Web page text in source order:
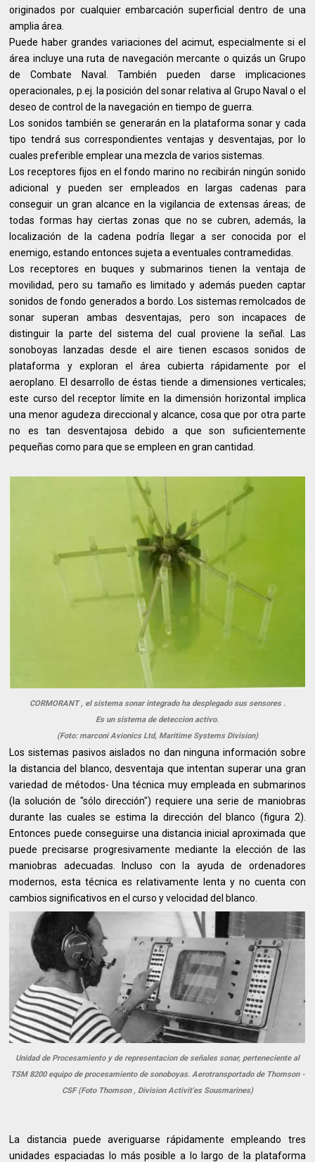
originados por cualquier embarcación superficial dentro de una
amplia área.
Puede haber grandes variaciones del acimut, especialmente si el
área incluye una ruta de navegación mercante o quizás un Grupo
de Combate Naval. También pueden darse implicaciones
operacionales, p.ej. la posición del sonar relativa al Grupo Naval o el
deseo de control de la navegación en tiempo de guerra.
Los sonidos también se generarán en la plataforma sonar y cada
tipo tendrá sus correspondientes ventajas y desventajas, por lo
cuales preferible emplear una mezcla de varios sistemas.
Los receptores fijos en el fondo marino no recibirán ningún sonido
adicional y pueden ser empleados en largas cadenas para
conseguir un gran alcance en la vigilancia de extensas áreas; de
todas formas hay ciertas zonas que no se cubren, además, la
localización de la cadena podría llegar a ser conocida por el
enemigo, estando entonces sujeta a eventuales contramedidas.
Los receptores en buques y submarinos tienen la ventaja de
movilidad, pero su tamaño es limitado y además pueden captar
sonidos de fondo generados a bordo. Los sistemas remolcados de
sonar superan ambas desventajas, pero son incapaces de
distinguir la parte del sistema del cual proviene la señal. Las
sonoboyas lanzadas desde el aire tienen escasos sonidos de
plataforma y exploran el área cubierta rápidamente por el
aeroplano. El desarrollo de éstas tiende a dimensiones verticales;
este curso del receptor límite en la dimensión horizontal implica
una menor agudeza direccional y alcance, cosa que por otra parte
no es tan desventajosa debido a que son suficientemente
pequeñas como para que se empleen en gran cantidad.
CORMORANT , el sistema sonar integrado ha desplegado sus sensores .
Es un sistema de deteccion activo.
(Foto: marconi Avionics Ltd, Maritime Systems Division)
Los sistemas pasivos aislados no dan ninguna información sobre
la distancia del blanco, desventaja que intentan superar una gran
variedad de métodos- Una técnica muy empleada en submarinos
(la solución de "sólo dirección") requiere una serie de maniobras
durante las cuales se estima la dirección del blanco (figura 2).
Entonces puede conseguirse una distancia inicial aproximada que
puede precisarse progresivamente mediante la elección de las
maniobras adecuadas. Incluso con la ayuda de ordenadores
modernos, esta técnica es relativamente lenta y no cuenta con
cambios significativos en el curso y velocidad del blanco.
Unidad de Procesamiento y de representacion de señales sonar, perteneciente al
TSM 8200 equipo de procesamiento de sonoboyas. Aerotransportado de Thomson -
CSF (Foto Thomson , Division Activit'es Sousmarines)
La distancia puede averiguarse rápidamente empleando tres
unidades espaciadas lo más posible a lo largo de la plataforma